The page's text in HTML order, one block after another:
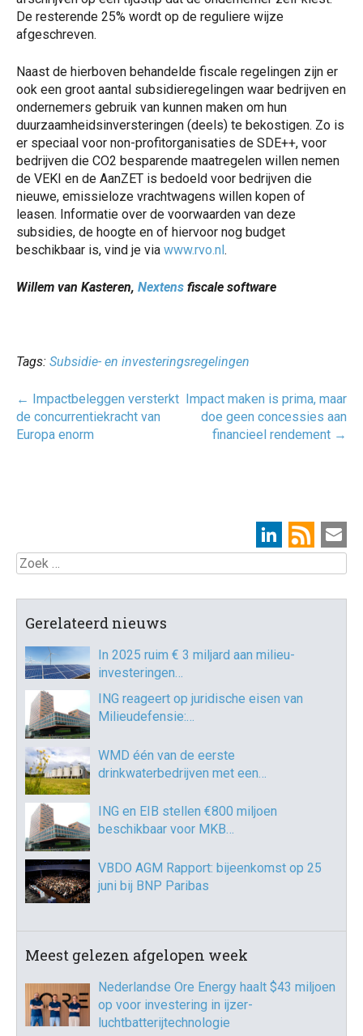
De resterende 25% wordt op de reguliere wijze
afgeschreven.
Naast de hierboven behandelde fiscale regelingen zijn er
ook een groot aantal subsidieregelingen waar bedrijven en
ondernemers gebruik van kunnen maken om hun
duurzaamheidsinversteringen (deels) te bekostigen. Zo is
er speciaal voor non-profitorganisaties de SDE++, voor
bedrijven die CO2 besparende maatregelen willen nemen
de VEKI en de AanZET is bedoeld voor bedrijven die
nieuwe, emissieloze vrachtwagens willen kopen of
leasen. Informatie over de voorwaarden van deze
subsidies, de hoogte en of hiervoor nog budget
beschikbaar is, vind je via www.rvo.nl.
Willem van Kasteren, Nextens fiscale software
Tags: Subsidie- en investeringsregelingen
Post
navigatie
← Impactbeleggen versterkt
de concurrentiekracht van
Europa enorm
Impact maken is prima, maar
doe geen concessies aan
financieel rendement →
Zoek
Gerelateerd nieuws
In 2025 ruim € 3 miljard aan milieu-
investeringen…
ING reageert op juridische eisen van
Milieudefensie:…
WMD één van de eerste
drinkwaterbedrijven met een…
ING en EIB stellen €800 miljoen
beschikbaar voor MKB…
VBDO AGM Rapport: bijeenkomst op 25
juni bij BNP Paribas
Meest gelezen afgelopen week
Nederlandse Ore Energy haalt $43 miljoen
op voor investering in ijzer-
luchtbatterijtechnologie